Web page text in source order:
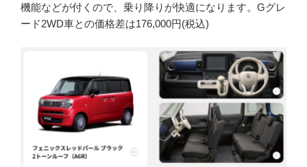
機能などが付くので、乗り降りが快適になります。Gグレ
ード2WD車との価格差は176,000円(税込)